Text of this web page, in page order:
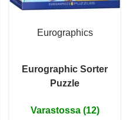
Eurographics
Eurographic Sorter
Puzzle
Varastossa (12)